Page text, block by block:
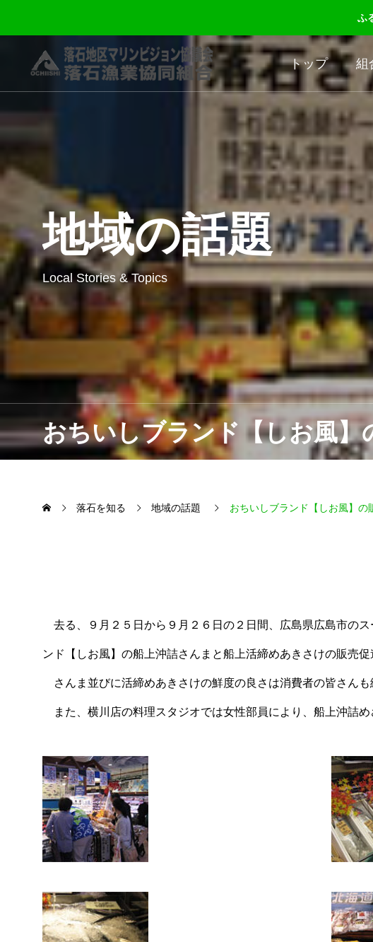
ふ
トップ 組
SEA & LIFE
落石（おちいし）ってこんなところ
旬の海産物
おちいしブランド【しお風】
地域の話題
Local Stories & Topics
落石を知る 地域の話題 おちいしブランド【しお風】の
去る、９月２５日から９月２６日の２日間、広島県広島市の
ンド【しお風】の船上沖詰さんまと船上活締めあきさけの販売促
さんま並びに活締めあきさけの鮮度の良さは消費者の皆さんも
また、横川店の料理スタジオでは女性部員により、船上沖詰